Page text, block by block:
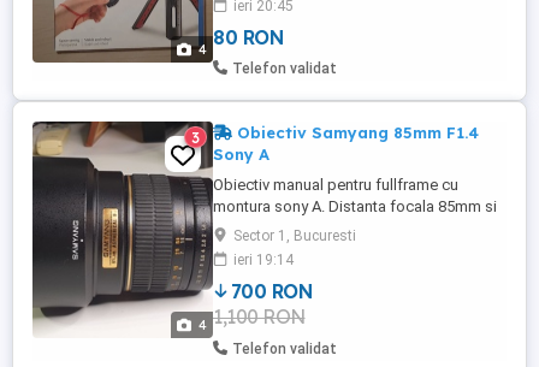
4
declanșatorul de la distanță prin Bluetooth
BRS2, care se conectează rapid la telefon
și îți permite să faci poze sau să filmezi
ieri 20:45
80 RON
Telefon validat
4
3
Obiectiv Samyang 85mm F1.4
Sony A
Obiectiv manual pentru fullframe cu
montura sony A. Distanta focala 85mm si
diafragma f1.4, luminos si cu un bokeh
foarte frumos. Obiectivul este in stare
perfecta, foarte putine urme de uzura la
exterior.
Sector 1, Bucuresti
ieri 19:14
700 RON
1,100 RON
Telefon validat